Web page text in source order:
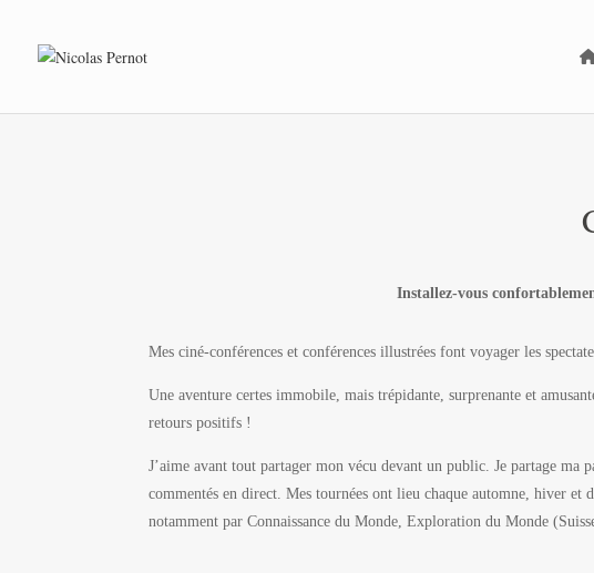
Installez-vous
Mes ciné-conférences et conférences illustrées font voyager les
Une aventure certes immobile, mais trépidante, surprenante et
retours positifs !
J’aime avant tout partager mon vécu devant un public. Je partage
commentés en direct. Mes tournées ont lieu chaque automne, hiver
notamment par Connaissance du Monde, Exploration du Monde